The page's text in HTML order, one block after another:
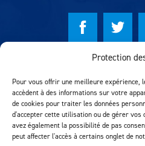
Protection
Pour vous offrir une meilleure
accèdent à des informations sur votre
de cookies pour traiter les données
d'accepter cette utilisation ou de gérer vos
avez également la possibilité de pas
peut affecter l'accès à certains onglet de
© Lausanne Sport
Réalisation